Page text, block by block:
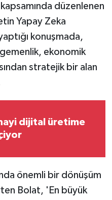
düzenlenen
Yapay Zeka
konuşmada,
ekonomik
stratejik bir alan
dijital üretime
önemli bir dönüşüm
Bolat, 'En büyük